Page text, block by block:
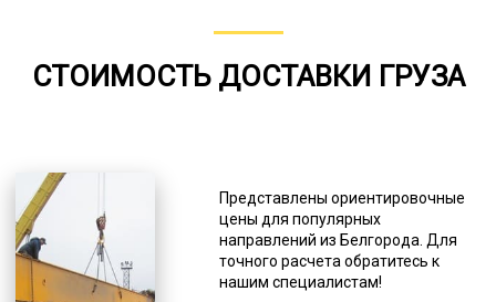
СТОИМОСТЬ ДОСТАВКИ ГРУЗА
Представлены ориентировочные
цены для популярных
направлений из Белгорода. Для
точного расчета обратитесь к
нашим специалистам!